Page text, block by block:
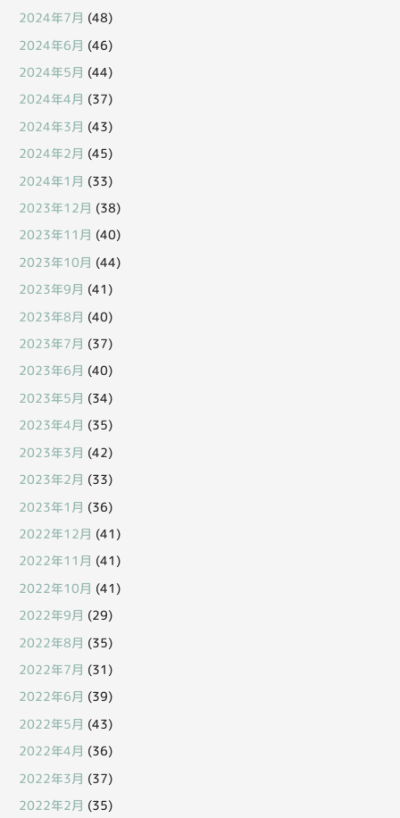
2024年7月 (48)
2024年6月 (46)
2024年5月 (44)
2024年4月 (37)
2024年3月 (43)
2024年2月 (45)
2024年1月 (33)
2023年12月 (38)
2023年11月 (40)
2023年10月 (44)
2023年9月 (41)
2023年8月 (40)
2023年7月 (37)
2023年6月 (40)
2023年5月 (34)
2023年4月 (35)
2023年3月 (42)
2023年2月 (33)
2023年1月 (36)
2022年12月 (41)
2022年11月 (41)
2022年10月 (41)
2022年9月 (29)
2022年8月 (35)
2022年7月 (31)
2022年6月 (39)
2022年5月 (43)
2022年4月 (36)
2022年3月 (37)
2022年2月 (35)